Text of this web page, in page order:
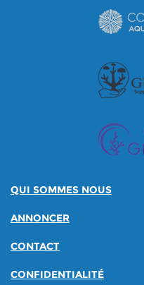
QUI SOMMES NOUS
ANNONCER
CONTACT
CONFIDENTIALITÉ